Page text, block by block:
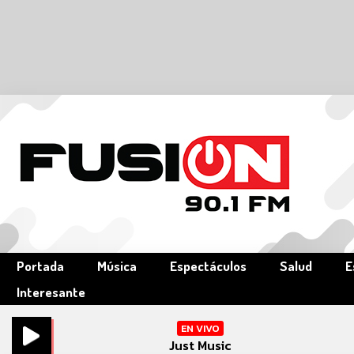
Portada Música Espectáculos Salud
Interesante
EN VIVO
Just Music